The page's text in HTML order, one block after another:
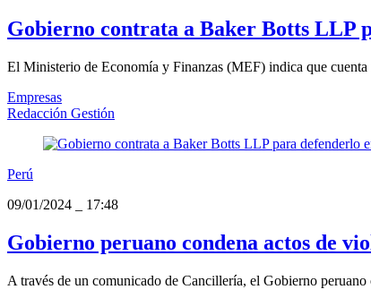
Gobierno contrata a Baker Botts LLP
El Ministerio de Economía y Finanzas (MEF) indica que cuenta
Empresas
Redacción Gestión
Perú
09/01/2024
17:48
Gobierno peruano condena actos de
A través de un comunicado de Cancillería, el Gobierno